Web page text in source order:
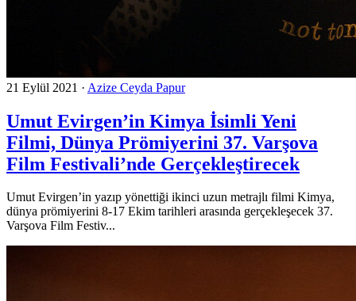
21 Eylül 2021 · Azize Ceyda Papur
Umut Evirgen’in Kimya İsimli Yeni
Filmi, Dünya Prömiyerini 37. Varşova
Film Festivali’nde Gerçekleştirecek
Umut Evirgen’in yazıp yönettiği ikinci uzun metrajlı filmi Kimya,
dünya prömiyerini 8-17 Ekim tarihleri arasında gerçekleşecek 37.
Varşova Film Festiv...